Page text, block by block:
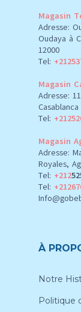
Magasin
Adresse:
Oudaya à
12000
Tel:
Magasin
Adresse:
Tel:
Magasin
Adresse:
Royales,
Tel: +212
Tel:
À
Notre
Politique